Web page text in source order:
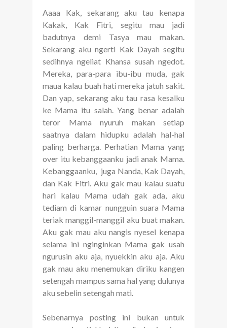
Aaaa Kak, sekarang aku tau kenapa
Kakak, Kak Fitri, segitu mau jadi
badutnya demi Tasya mau makan.
Sekarang aku ngerti Kak Dayah segitu
sedihnya ngeliat Khansa susah ngedot.
Mereka, para-para ibu-ibu muda, gak
maua kalau buah hati mereka jatuh sakit.
Dan yap, sekarang aku tau rasa kesalku
ke Mama itu salah. Yang benar adalah
teror Mama nyuruh makan setiap
saatnya dalam hidupku adalah hal-hal
paling berharga. Perhatian Mama yang
over itu kebanggaanku jadi anak Mama.
Kebanggaanku, juga Nanda, Kak Dayah,
dan Kak Fitri. Aku gak mau kalau suatu
hari kalau Mama udah gak ada, aku
tediam di kamar nungguin suara Mama
teriak manggil-manggil aku buat makan.
Aku gak mau aku nangis nyesel kenapa
selama ini nginginkan Mama gak usah
ngurusin aku aja, nyuekkin aku aja. Aku
gak mau aku menemukan diriku kangen
setengah mampus sama hal yang dulunya
aku sebelin setengah mati.
Sebenarnya posting ini bukan untuk